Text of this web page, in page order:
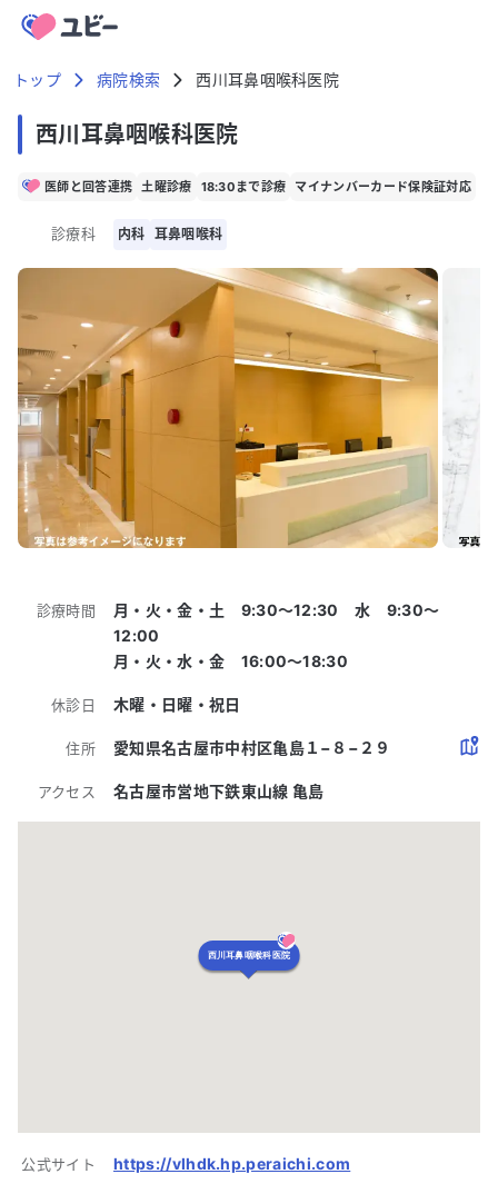
トップ 病院検索 西川耳鼻咽喉科医院
西川耳鼻咽喉科医院
医師と回答連携 土曜診療 18:30まで診療 マイナンバーカード保険証対応
診療科 内科 耳鼻咽喉科
診療時間
月・火・金・土 9:30〜12:30 水 9:30～
12:00
月・火・水・金 16:00〜18:30
休診日 木曜・日曜・祝日
住所 愛知県名古屋市中村区亀島１−８−２９
アクセス 名古屋市営地下鉄東山線 亀島
西川耳鼻咽喉科医院
公式サイト https://vlhdk.hp.peraichi.com